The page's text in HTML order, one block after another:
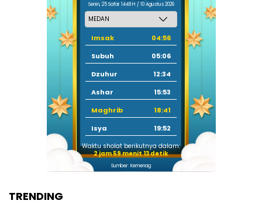
Senin, 25 Safar 1448 H / 10 Agustus 2026
Imsak
04:56
Subuh
05:06
Dzuhur
12:34
Ashar
15:53
Maghrib
18:41
Isya
19:52
Waktu sholat berikutnya dalam:
2 jam 59 menit 12 detik
Sumber: Kemenag
TRENDING